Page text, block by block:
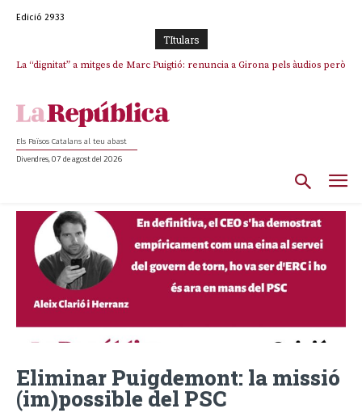
Edició 2933
TItulars
Junts exigeix que Catalunya quedi “fora” del repartiment dels menors
Els Països Catalans al teu abast
Divendres, 07 de agost del 2026
Eliminar Puigdemont: la missió
(im)possible del PSC